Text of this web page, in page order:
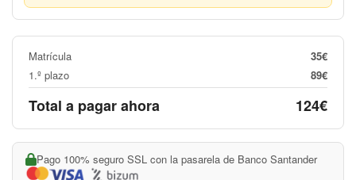
Matrícula
35€
1.º plazo
89€
Total a pagar ahora 124€
Pago 100% seguro SSL con la pasarela de Banco Santander